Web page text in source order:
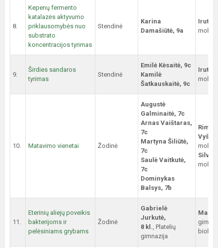
8.
Kepenų fermento
katalazės aktyvumo
priklausomybės nuo
substrato
koncentracijos tyrimas
Stendinė
Karina
Damašiūtė, 9a
Irutė
9.
Širdies sandaros
tyrimas
Stendinė
Emilė Kėsaitė, 9c
Kamilė
Šatkauskaitė, 9c
Irutė
10. Matavimo vienetai Žodinė
Augustė
Galminaitė, 7c
Arnas Vaištaras,
7c
Martyna Šiliūtė,
7c
Saulė Vaitkutė,
7c
Dominykas
Balsys, 7b
Rima
Silva
11.
Eterinių aliejų poveikis
bakterijoms ir
pelėsiniams grybams
Žodinė
Gabrielė
Jurkutė,
8 kl., Platelių
gimnazija